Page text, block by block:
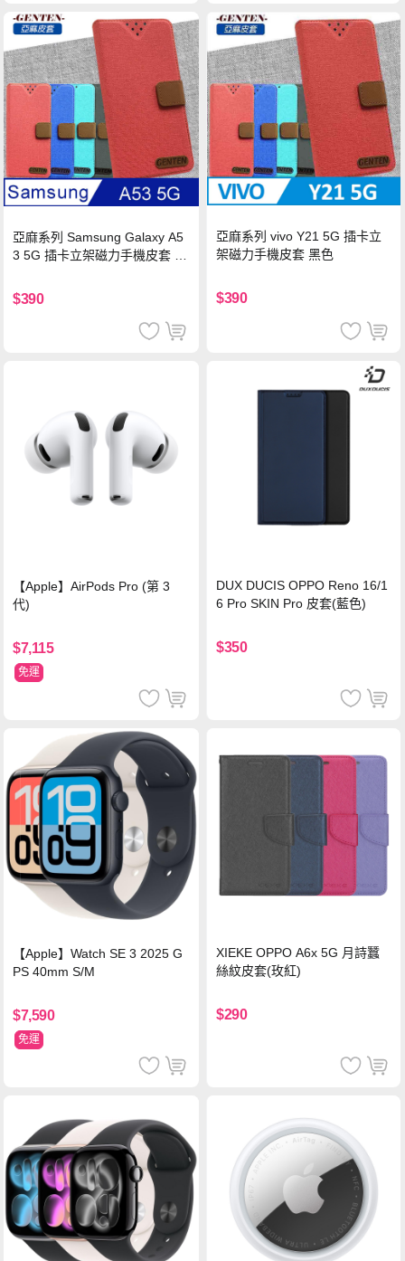
亞麻系列 Samsung Galaxy A5
3 5G 插卡立架磁力手機皮套 藍
$390
亞麻系列 vivo Y21 5G 插卡立
架磁力手機皮套 黑色
$390
【Apple】AirPods Pro (第 3
代)
$7,115
免運
DUX DUCIS OPPO Reno 16/1
6 Pro SKIN Pro 皮套(藍色)
$350
【Apple】Watch SE 3 2025 G
PS 40mm S/M
$7,590
免運
XIEKE OPPO A6x 5G 月詩蠶
絲紋皮套(玫紅)
$290